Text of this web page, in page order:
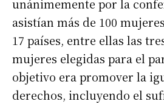
unánimemente por la
asistían más de 100
17 países, entre ellas las
mujeres elegidas para el
objetivo era promover la
derechos, incluyendo el